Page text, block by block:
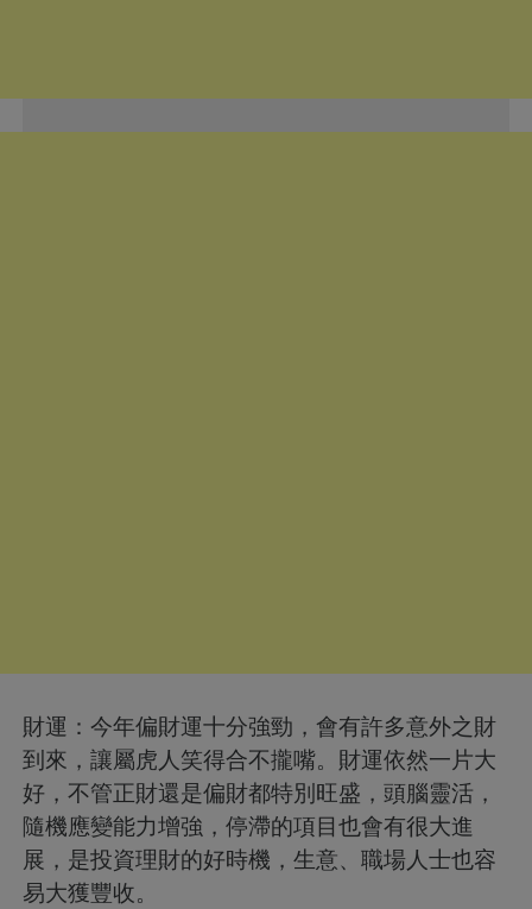
財運：今年偏財運十分強勁，會有許多意外之財
到來，讓屬虎人笑得合不攏嘴。財運依然一片大
好，不管正財還是偏財都特別旺盛，頭腦靈活，
隨機應變能力增強，停滯的項目也會有很大進
展，是投資理財的好時機，生意、職場人士也容
易大獲豐收。